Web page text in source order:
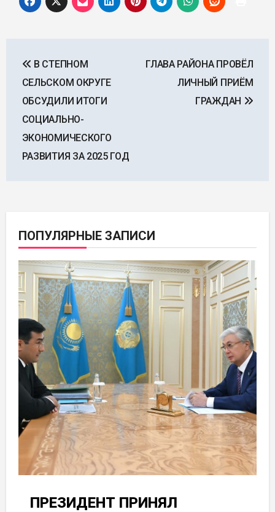
по
записям
В СТЕПНОМ
СЕЛЬСКОМ ОКРУГЕ
ОБСУДИЛИ ИТОГИ
СОЦИАЛЬНО-
ЭКОНОМИЧЕСКОГО
РАЗВИТИЯ ЗА 2025 ГОД
ГЛАВА РАЙОНА ПРОВЁЛ
ЛИЧНЫЙ ПРИЁМ
ГРАЖДАН
ПОПУЛЯРНЫЕ ЗАПИСИ
ПРЕЗИДЕНТ ПРИНЯЛ